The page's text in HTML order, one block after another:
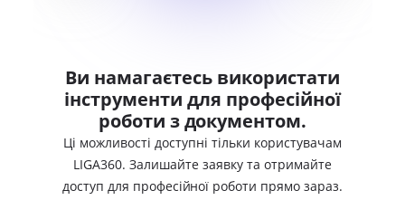
Ви намагаєтесь використати
інструменти для професійної
роботи з документом.
Ці можливості доступні тільки користувачам
LIGA360. Залишайте заявку та отримайте
доступ для професійної роботи прямо зараз.